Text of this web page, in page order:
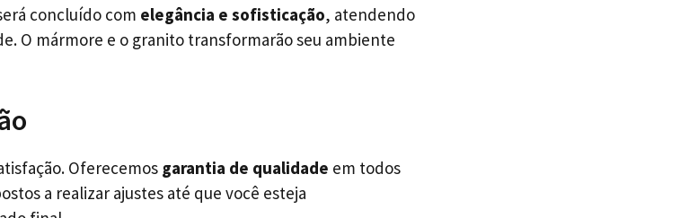
concluído com elegância e sofisticação, atendendo
O mármore e o granito transformarão seu ambiente
Oferecemos garantia de qualidade em todos
a realizar ajustes até que você esteja